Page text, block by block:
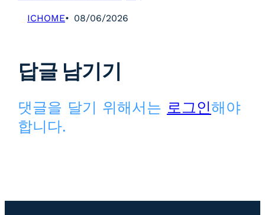
ICHOME 08/06/2026
답글 남기기
댓글을 달기 위해서는 로그인해야
합니다.